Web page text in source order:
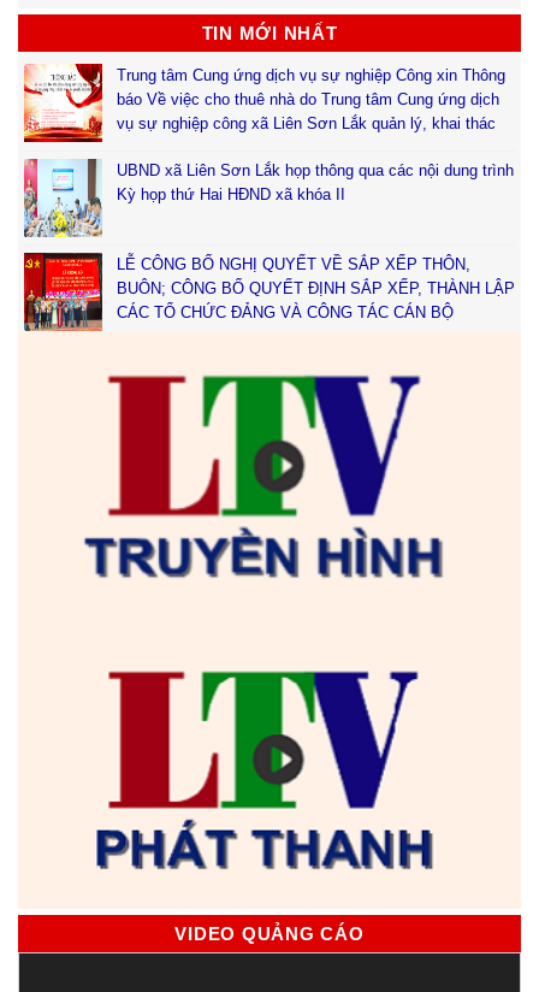
TIN MỚI NHẤT
Trung tâm Cung ứng dịch vụ sự nghiệp Công xin Thông
báo Về việc cho thuê nhà do Trung tâm Cung ứng dịch
vụ sự nghiệp công xã Liên Sơn Lắk quản lý, khai thác
UBND xã Liên Sơn Lắk họp thông qua các nội dung trình
Kỳ họp thứ Hai HĐND xã khóa II
LỄ CÔNG BỐ NGHỊ QUYẾT VỀ SẮP XẾP THÔN,
BUÔN; CÔNG BỐ QUYẾT ĐỊNH SẮP XẾP, THÀNH LẬP
CÁC TỔ CHỨC ĐẢNG VÀ CÔNG TÁC CÁN BỘ
VIDEO QUẢNG CÁO